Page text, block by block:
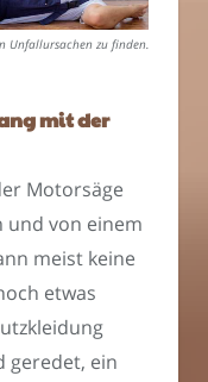
zu finden. (
mit der
Motorsäge
und von einem
meist keine
etwas
geredet, ein